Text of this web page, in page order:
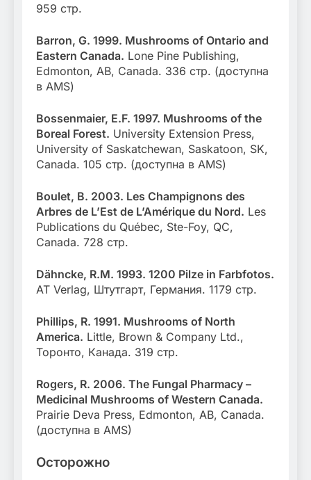
959 стр.
Barron, G. 1999. Mushrooms of Ontario and
Eastern Canada. Lone Pine Publishing,
Edmonton, AB, Canada. 336 стр. (доступна
в AMS)
Bossenmaier, E.F. 1997. Mushrooms of the
Boreal Forest. University Extension Press,
University of Saskatchewan, Saskatoon, SK,
Canada. 105 стр. (доступна в AMS)
Boulet, B. 2003. Les Champignons des
Arbres de L’Est de L’Amérique du Nord. Les
Publications du Québec, Ste-Foy, QC,
Canada. 728 стр.
Dähncke, R.M. 1993. 1200 Pilze in Farbfotos.
AT Verlag, Штутгарт, Германия. 1179 стр.
Phillips, R. 1991. Mushrooms of North
America. Little, Brown & Company Ltd.,
Торонто, Канада. 319 стр.
Rogers, R. 2006. The Fungal Pharmacy –
Medicinal Mushrooms of Western Canada.
Prairie Deva Press, Edmonton, AB, Canada.
(доступна в AMS)
Осторожно